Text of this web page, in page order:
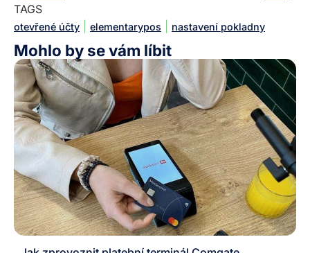
TAGS
otevřené účty elementarypos nastavení pokladny
Mohlo by se vám líbit